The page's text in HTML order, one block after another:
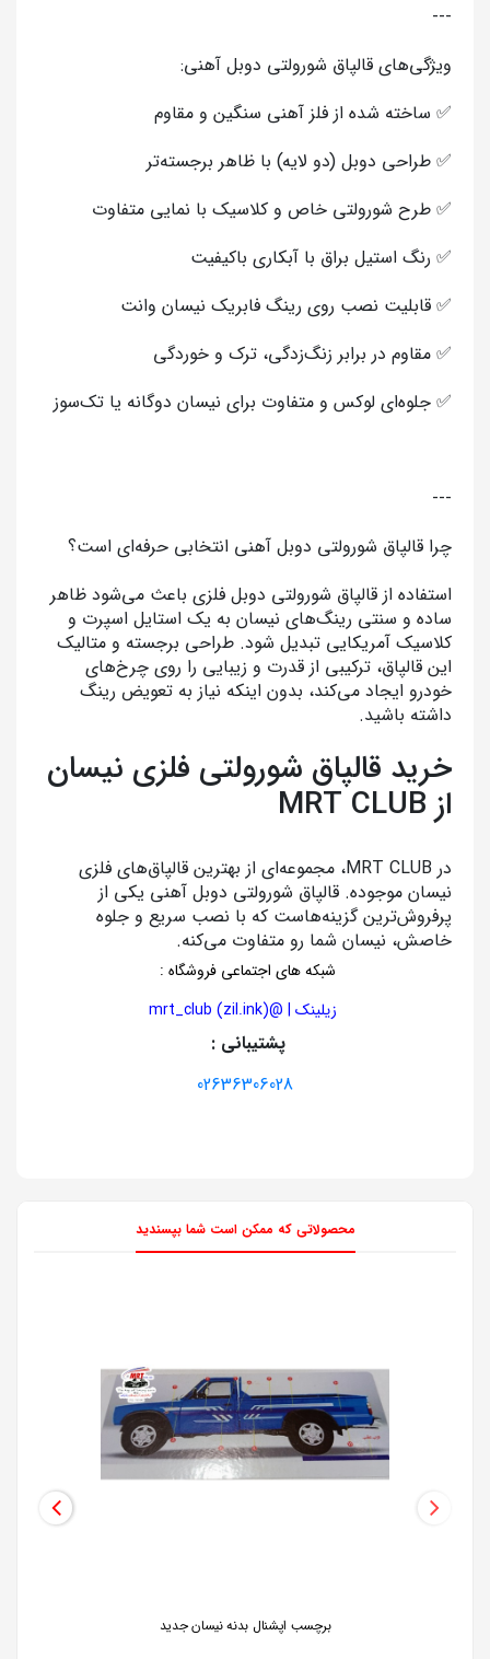
---
ویژگی‌های قالپاق شورولتی دوبل آهنی:
✅ ساخته شده از فلز آهنی سنگین و مقاوم
✅ طراحی دوبل (دو لایه) با ظاهر برجسته‌تر
✅ طرح شورولتی خاص و کلاسیک با نمایی متفاوت
✅ رنگ استیل براق با آبکاری باکیفیت
✅ قابلیت نصب روی رینگ فابریک نیسان وانت
✅ مقاوم در برابر زنگ‌زدگی، ترک و خوردگی
✅ جلوه‌ای لوکس و متفاوت برای نیسان دوگانه یا تک‌سوز
---
چرا قالپاق شورولتی دوبل آهنی انتخابی حرفه‌ای است؟
استفاده از قالپاق شورولتی دوبل فلزی باعث می‌شود ظاهر
ساده و سنتی رینگ‌های نیسان به یک استایل اسپرت و
کلاسیک آمریکایی تبدیل شود. طراحی برجسته و متالیک
این قالپاق، ترکیبی از قدرت و زیبایی را روی چرخ‌های
خودرو ایجاد می‌کند، بدون اینکه نیاز به تعویض رینگ
داشته باشید.
خرید قالپاق شورولتی فلزی نیسان
از MRT CLUB
در MRT CLUB، مجموعه‌ای از بهترین قالپاق‌های فلزی
نیسان موجوده. قالپاق شورولتی دوبل آهنی یکی از
پرفروش‌ترین گزینه‌هاست که با نصب سریع و جلوه
خاصش، نیسان شما رو متفاوت می‌کنه.
شبکه های اجتماعی فروشگاه :
زیلینک | @mrt_club (zil.ink)
پشتیبانی :
02636306028
محصولاتی که ممکن است شما بپسندید
برچسب اپشنال بدنه نیسان جدید